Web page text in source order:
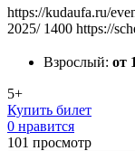
https://kudaufa.ru/
2025/ 1400 https://
Взрослый: от
5+
Купить билет
0 нравится
101 просмотр